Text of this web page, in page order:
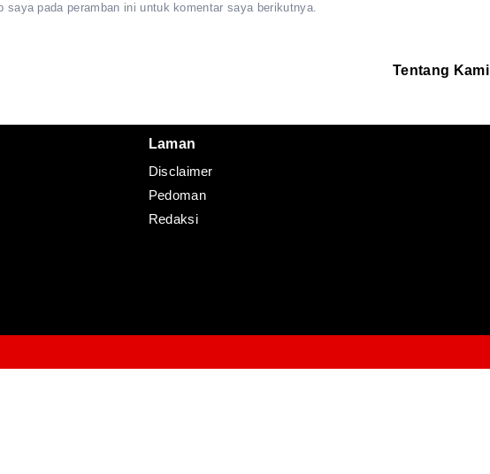
saya pada peramban ini untuk komentar saya berikutnya.
Tentang Kami
Laman
Disclaimer
Pedoman
Redaksi